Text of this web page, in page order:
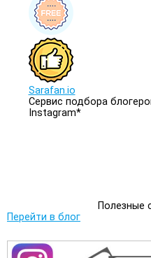
Sarafan.io
Сервис подбора
Instagram*
Полезные
Перейти в блог